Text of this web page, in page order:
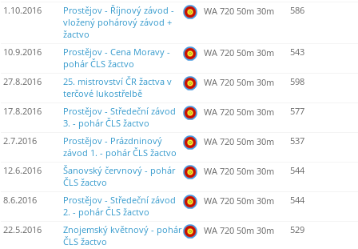
1.10.2016
Prostějov - Říjnový závod -
vložený pohárový závod +
žactvo
WA 720 50m 30m 586
10.9.2016
Prostějov - Cena Moravy -
pohár ČLS žactvo
WA 720 50m 30m 543
27.8.2016
25. mistrovství ČR žactva v
terčové lukostřelbě
WA 720 50m 30m 598
17.8.2016
Prostějov - Středeční závod
3. - pohár ČLS žactvo
WA 720 50m 30m 577
2.7.2016
Prostějov - Prázdninový
závod 1. - pohár ČLS žactvo
WA 720 50m 30m 537
12.6.2016
Šanovský červnový - pohár
ČLS žactvo
WA 720 50m 30m 544
8.6.2016
Prostějov - Středeční závod
2. - pohár ČLS žactvo
WA 720 50m 30m 544
22.5.2016
Znojemský květnový - pohár
ČLS žactvo
WA 720 50m 30m 529